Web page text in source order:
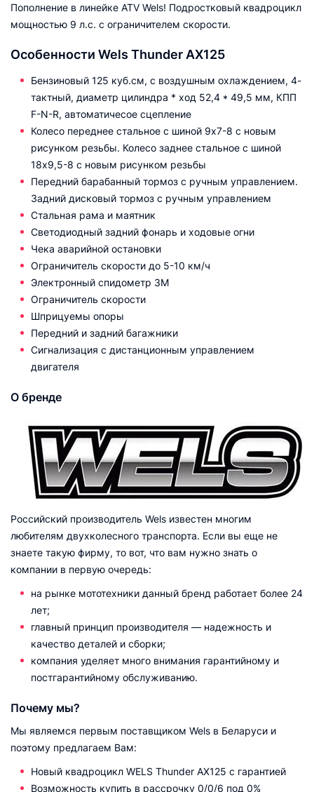
Пополнение в линейке ATV Wels! Подростковый квадроцикл
мощностью 9 л.с. с ограничителем скорости.
Особенности Wels Thunder AX125
Бензиновый 125 куб.см, с воздушным охлаждением, 4-
тактный, диаметр цилиндра * ход 52,4 * 49,5 мм, КПП
F-N-R, автоматичесое сцепление
Колесо переднее стальное с шиной 9х7-8 с новым
рисунком резьбы. Колесо заднее стальное с шиной
18х9,5-8 с новым рисунком резьбы
Передний барабанный тормоз с ручным управлением.
Задний дисковый тормоз с ручным управлением
Стальная рама и маятник
Светодиодный задний фонарь и ходовые огни
Чека аварийной остановки
Ограничитель скорости до 5-10 км/ч
Электронный спидометр 3М
Ограничитель скорости
Шприцуемы опоры
Передний и задний багажники
Сигнализация с дистанционным управлением
двигателя
О бренде
Российский производитель Wels известен многим
любителям двухколесного транспорта. Если вы еще не
знаете такую фирму, то вот, что вам нужно знать о
компании в первую очередь:
на рынке мототехники данный бренд работает более 24
лет;
главный принцип производителя — надежность и
качество деталей и сборки;
компания уделяет много внимания гарантийному и
постгарантийному обслуживанию.
Почему мы?
Мы являемся первым поставщиком Wels в Беларуси и
поэтому предлагаем Вам:
Новый квадроцикл WELS Thunder AX125 с гарантией
Возможность купить в рассрочку 0/0/6 под 0%